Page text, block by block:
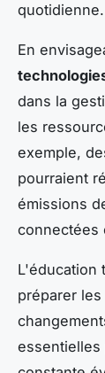
quotidienne.
En
dans la
les
exemple,
pourraient
émissions
connectées
L'éducation
préparer
essentielles